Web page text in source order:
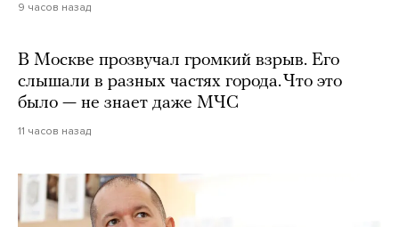
9 часов назад
В Москве прозвучал громкий взрыв. Его
слышали в разных частях города. Что это
было — не знает даже МЧС
11 часов назад